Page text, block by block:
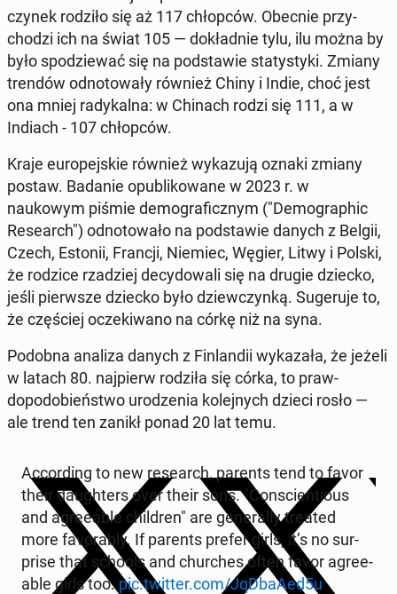
czynek rodziło się aż 117 chłopców. Obecnie przy­
chodzi ich na świat 105 — dokład­nie tylu, ilu można by
było spodziewać się na pod­staw­ie statysty­ki. Zmiany
trendów odno­towały również Chiny i Indie, choć jest
ona mniej radykalna: w Chinach rodzi się 111, a w
Indiach - 107 chłopców.
Kraje eu­rope­jskie również wykazu­ją oznaki zmiany
postaw. Badanie op­ub­likowane w 2023 r. w
naukowym piśmie de­mograficznym ("De­mo­graph­ic
Re­search") odno­towało na pod­staw­ie danych z Belgii,
Czech, Estonii, Francji, Niemiec, Węgier, Litwy i Polski,
że rodzice rzadziej de­cy­dowali się na drugie dziecko,
jeśli pier­wsze dziecko było dziew­czynką. Sugeru­je to,
że częś­ciej oczeki­wano na córkę niż na syna.
Podobna analiza danych z Fin­landii wykaza­ła, że jeżeli
w latach 80. na­jpierw rodziła się córka, to praw­
dopodobieńst­wo urodzenia kole­jnych dzieci rosło —
ale trend ten zanikł ponad 20 lat temu.
Ac­cord­ing to new re­search, parents tend to favor
their daugh­ters over their sons. "Con­sci­en­tious
and agree­able chil­dren" are gen­er­al­ly treated
more fa­vor­ably. If parents prefer girls, it’s no sur­
prise that schools and church­es often favor agree­
able girls too. pic.twitter.com/JqD­baAed5u